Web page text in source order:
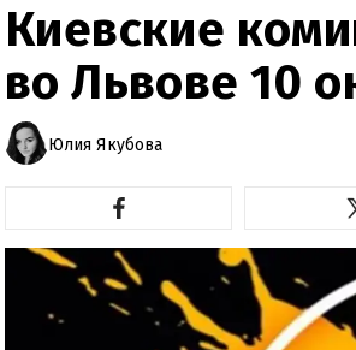
Киевские
во Львове 10
Юлия Якубова